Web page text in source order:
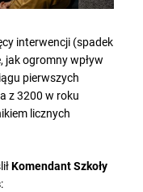
interwencji (spadek
jak ogromny wpływ
pierwszych
z 3200 w roku
licznych
Komendant Szkoły
: